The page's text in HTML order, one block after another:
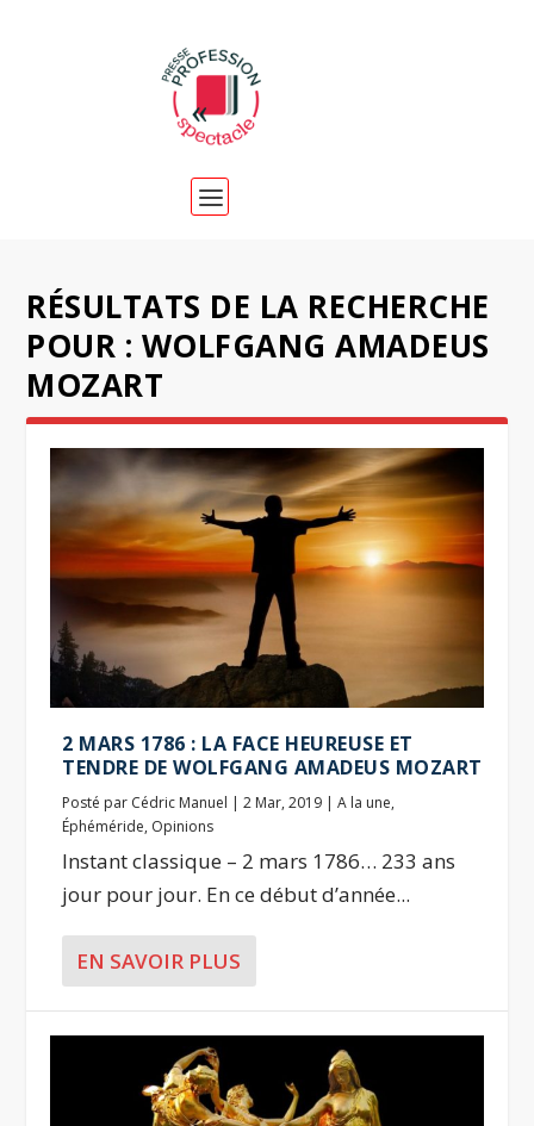
RÉSULTATS DE LA RECHERCHE
POUR : WOLFGANG AMADEUS
MOZART
2 MARS 1786 : LA FACE HEUREUSE ET
TENDRE DE WOLFGANG AMADEUS MOZART
Posté par Cédric Manuel |2 Mar, 2019 |A la une,
Éphéméride, Opinions
Instant classique – 2 mars 1786… 233 ans
jour pour jour. En ce début d’année...
EN SAVOIR PLUS